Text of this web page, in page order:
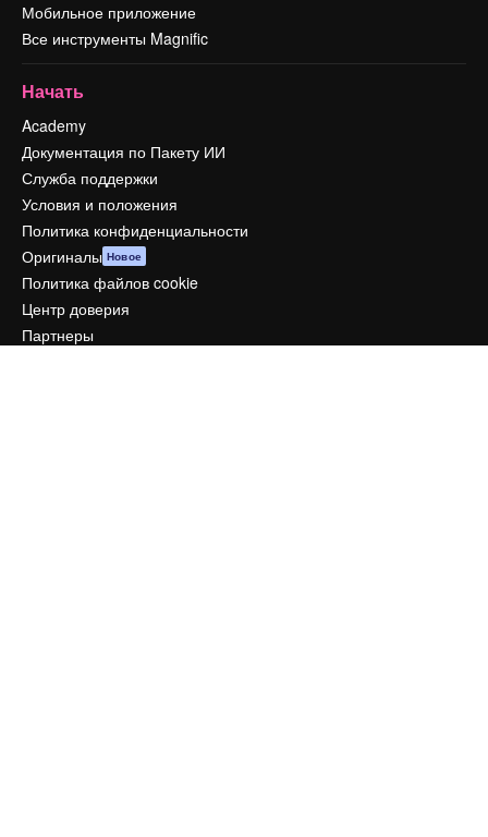
Мобильное приложение
Все инструменты Magnific
Начать
Academy
Документация по Пакету ИИ
Служба поддержки
Условия и положения
Политика конфиденциальности
Оригиналы Новое
Политика файлов cookie
Центр доверия
Партнеры